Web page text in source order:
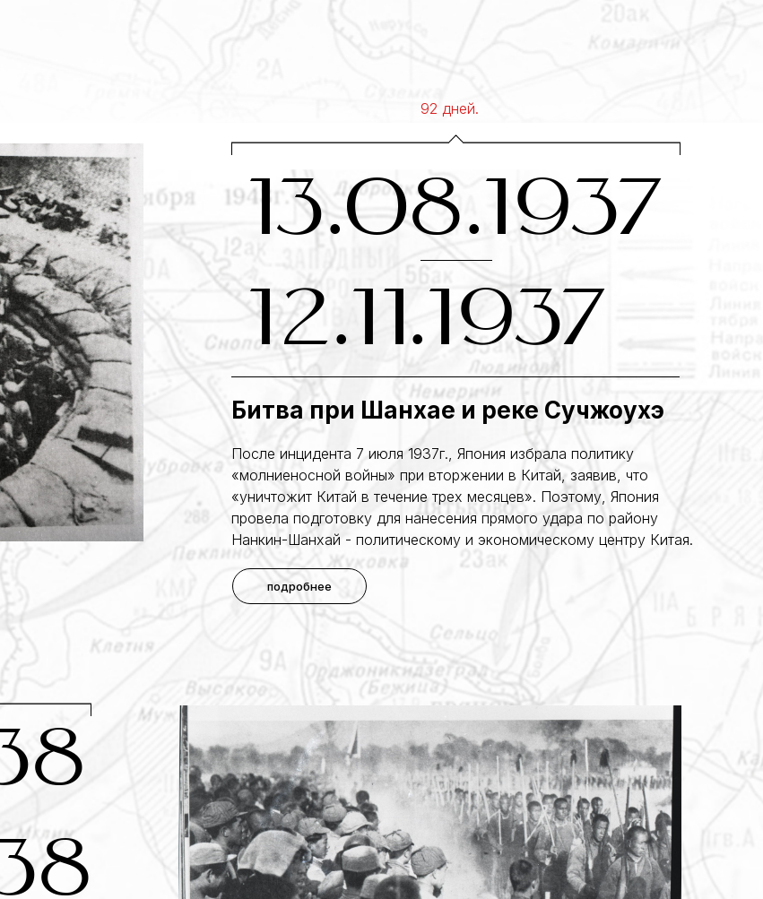
После инцидента 7 июля 1937г., Япония избрала политику
«молниеносной войны» при вторжении в Китай, заявив, что
«уничтожит Китай в течение трех месяцев». Поэтому, Япония
провела подготовку для нанесения прямого удара по району
Нанкин-Шанхай - политическому и экономическому центру Китая.
Битва при Шанхае и реке Сучжоухэ
13.08.1937
12.11.1937
92 дней.
подробнее